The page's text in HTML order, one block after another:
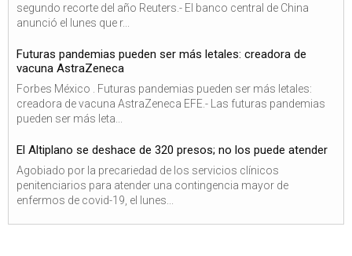
segundo recorte del año Reuters.- El banco central de China
anunció el lunes que r...
Futuras pandemias pueden ser más letales: creadora de
vacuna AstraZeneca
Forbes México . Futuras pandemias pueden ser más letales:
creadora de vacuna AstraZeneca EFE.- Las futuras pandemias
pueden ser más leta...
El Altiplano se deshace de 320 presos; no los puede atender
Agobiado por la precariedad de los servicios clínicos
penitenciarios para atender una contingencia mayor de
enfermos de covid-19, el lunes...